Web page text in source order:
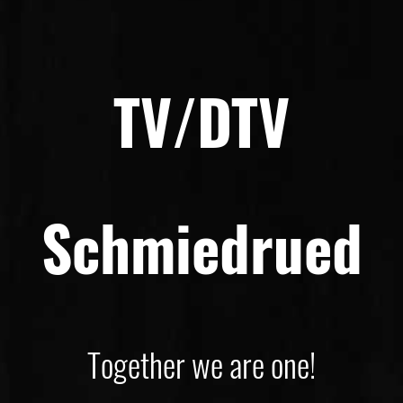
TV/DTV
Schmiedrued
Together we are one!